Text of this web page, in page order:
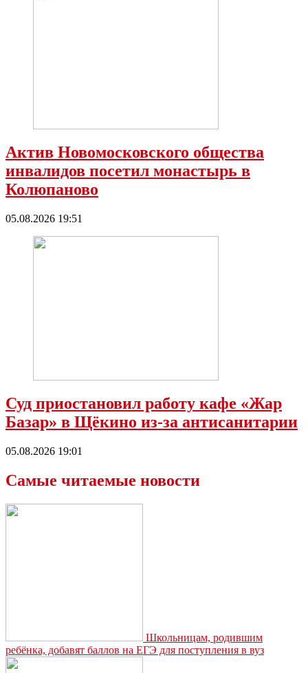
Актив Новомосковского общества
инвалидов посетил монастырь в
Колюпаново
05.08.2026 19:51
Суд приостановил работу кафе «Жар
Базар» в Щёкино из-за антисанитарии
05.08.2026 19:01
Самые читаемые новости
Школьницам, родившим
ребёнка, добавят баллов на ЕГЭ для поступления в вуз